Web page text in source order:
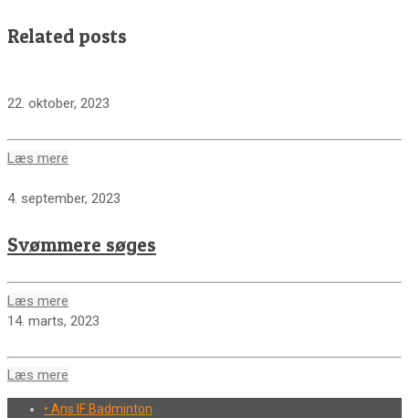
Related posts
22. oktober, 2023
Læs mere
4. september, 2023
Svømmere søges
Læs mere
14. marts, 2023
Læs mere
• Ans IF Badminton